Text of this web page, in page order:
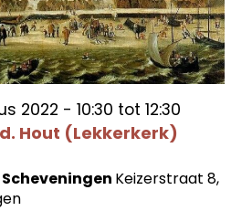
Hout (Lekkerkerk)
2022 - 10:30 tot 12:30
Keizerstraat 8,